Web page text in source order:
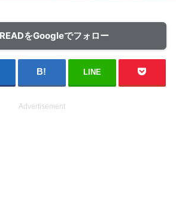
をGoogleでフォロー
LINE
Advertisement